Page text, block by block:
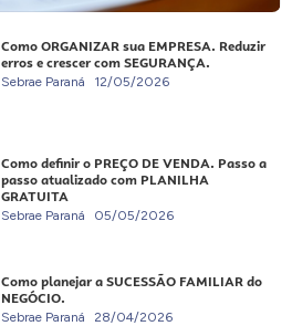
Como ORGANIZAR sua EMPRESA. Reduzir
erros e crescer com SEGURANÇA.
Sebrae Paraná 12/05/2026
Como definir o PREÇO DE VENDA. Passo a
passo atualizado com PLANILHA
GRATUITA
Sebrae Paraná 05/05/2026
Como planejar a SUCESSÃO FAMILIAR do
NEGÓCIO.
Sebrae Paraná 28/04/2026